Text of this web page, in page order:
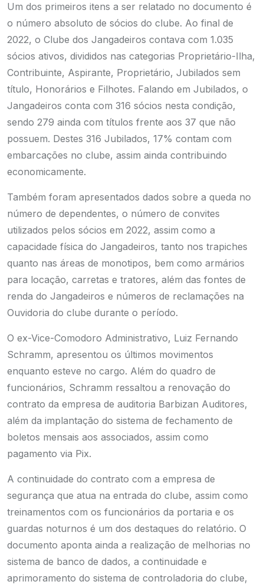
Um dos primeiros itens a ser relatado no documento é
o número absoluto de sócios do clube. Ao final de
2022, o Clube dos Jangadeiros contava com 1.035
sócios ativos, divididos nas categorias Proprietário-Ilha,
Contribuinte, Aspirante, Proprietário, Jubilados sem
título, Honorários e Filhotes. Falando em Jubilados, o
Jangadeiros conta com 316 sócios nesta condição,
sendo 279 ainda com títulos frente aos 37 que não
possuem. Destes 316 Jubilados, 17% contam com
embarcações no clube, assim ainda contribuindo
economicamente.
Também foram apresentados dados sobre a queda no
número de dependentes, o número de convites
utilizados pelos sócios em 2022, assim como a
capacidade física do Jangadeiros, tanto nos trapiches
quanto nas áreas de monotipos, bem como armários
para locação, carretas e tratores, além das fontes de
renda do Jangadeiros e números de reclamações na
Ouvidoria do clube durante o período.
O ex-Vice-Comodoro Administrativo, Luiz Fernando
Schramm, apresentou os últimos movimentos
enquanto esteve no cargo. Além do quadro de
funcionários, Schramm ressaltou a renovação do
contrato da empresa de auditoria Barbizan Auditores,
além da implantação do sistema de fechamento de
boletos mensais aos associados, assim como
pagamento via Pix.
A continuidade do contrato com a empresa de
segurança que atua na entrada do clube, assim como
treinamentos com os funcionários da portaria e os
guardas noturnos é um dos destaques do relatório. O
documento aponta ainda a realização de melhorias no
sistema de banco de dados, a continuidade e
aprimoramento do sistema de controladoria do clube,